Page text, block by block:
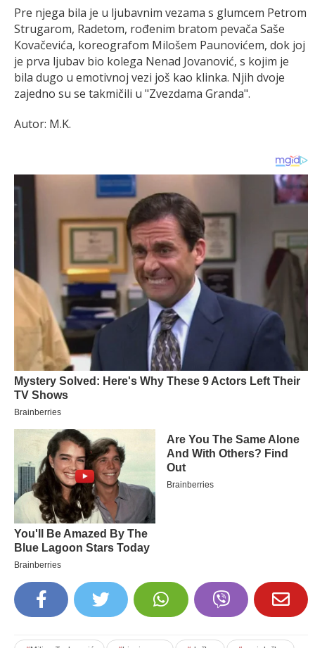
Pre njega bila je u ljubavnim vezama s glumcem Petrom
Strugarom, Radetom, rođenim bratom pevača Saše
Kovačevića, koreografom Milošem Paunovićem, dok joj
je prva ljubav bio kolega Nenad Jovanović, s kojim je
bila dugo u emotivnoj vezi još kao klinka. Njih dvoje
zajedno su se takmičili u "Zvezdama Granda".
Autor: M.K.